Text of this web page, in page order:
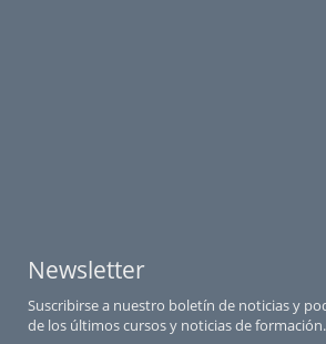
Newsletter
Suscribirse a nuestro boletín de noticias y
de los últimos cursos y noticias de formación.